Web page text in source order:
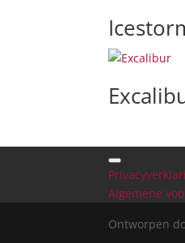
Algemene
Ontworpen